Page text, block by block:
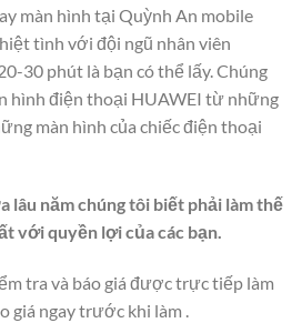
màn hình tại Quỳnh An mobile
tình với đội ngũ nhân viên
30 phút là bạn có thể lấy. Chúng
hình điện thoại HUAWEI từ những
màn hình của chiếc điện thoại
lâu năm chúng tôi biết phải làm thế
với quyền lợi của các bạn.
tra và báo giá được trực tiếp làm
giá ngay trước khi làm .